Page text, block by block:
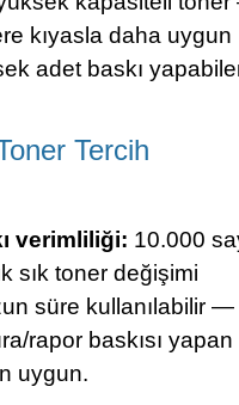
kıyasla daha uygun
adet baskı
Tercih
verimliliği: 10.000
sık toner değişimi
süre kullanılabilir —
rapor baskısı yapan
uygun.